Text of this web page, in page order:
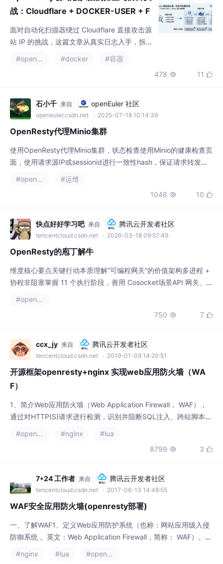
战：Cloudflare + DOCKER-USER + F
ail2Ban 最全方案解析
面对自动化扫描器绕过 Cloudflare 直接攻击源
站 IP 的挑战，这篇文章从真实日志入手，拆解
扫描特征，讲清为何单靠 Cloudflare 不够安
全。全文给出可复用的三层防御方案，包含 D
维、安全与运维团队阅读，掌握实战方案和排
查清单，提升防御能力。
#openresty #docker
#容器
478  11 
石小千 来自 openEuler 社区
openeuler.csdn.net · 2025-07-18 10:14:39
OpenResty代理Minio集群
使用OpenResty代理Minio集群，状态检查使用Minio的健康检查页
面，使用请求源IP或sessionid进行一致性hash，保证请求转发至
固定后端服务器，使用keepalived配置VIP保证代理节点双活
#openresty
#运维
1048  10 
快点好好学习吧 来自 腾讯云开发者社区
tencentcloud.csdn.net · 2026-03-18 09:57:49
OpenResty的庖丁解牛
维度核心要点关键行动本质理解“可编程网关”的价值架构多进程 +
协程非阻塞掌握 11 个执行阶段，善用 Cosocket场景API 网关、W
esty-库熟悉 redis/http/mysql 等非阻塞驱动风险阻塞代码、内存
隔离、调试难严禁标准 IO，注意进程间共享，完善日志优化代码
#openresty
750  7 
ccx_jy 来自 腾讯云开发者社区
tencentcloud.csdn.net · 2019-01-09 14:20:51
开源框架openresty+nginx 实现web应用防火墙（WA
F）
1、简介Web应用防火墙（Web Application Firewall， WAF），
通过对HTTP(S)请求进行检测，识别并阻断SQL注入、跨站脚本攻
入、文件包含、敏感文件访问、第三方应用漏洞攻击、CC(挑战黑
洞)攻击、恶意爬虫扫描、跨站请求伪造等攻击，保护Web服务安
#openresty #nginx
#lua
8799  3 
7*24 工作者 来自 腾讯云开发者社区
tencentcloud.csdn.net · 2017-06-13 14:48:55
WAF安全应用防火墙(openresty部署)
一、了解WAF1、定义Web应用防护系统（也称：网站应用级入侵
防御系统 。英文：Web Application Firewall，简称： WAF）。利
对http/https的 安全策略 来专门为Web应用提供保护的一款产
#nginx #lua #openresty